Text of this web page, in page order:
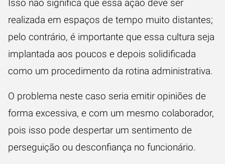
Isso não significa que essa ação deve ser
realizada em espaços de tempo muito distantes;
pelo contrário, é importante que essa cultura seja
implantada aos poucos e depois solidificada
como um procedimento da rotina administrativa.
O problema neste caso seria emitir opiniões de
forma excessiva, e com um mesmo colaborador,
pois isso pode despertar um sentimento de
perseguição ou desconfiança no funcionário.